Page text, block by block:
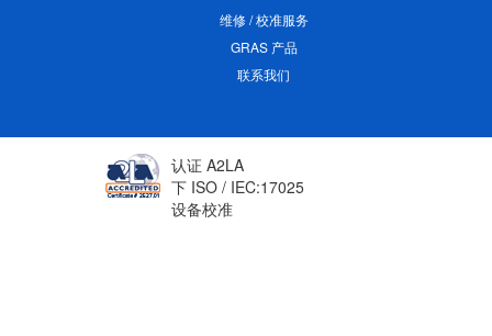
维修 / 校准服务
GRAS 产品
联系我们
认证 A2LA
下 ISO / IEC:17025
设备校准